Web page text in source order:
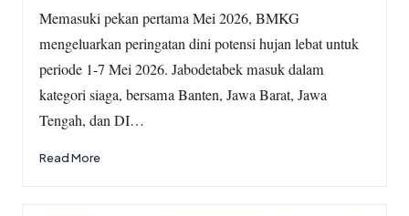
Memasuki pekan pertama Mei 2026, BMKG
mengeluarkan peringatan dini potensi hujan lebat untuk
periode 1-7 Mei 2026. Jabodetabek masuk dalam
kategori siaga, bersama Banten, Jawa Barat, Jawa
Tengah, dan DI…
Read More